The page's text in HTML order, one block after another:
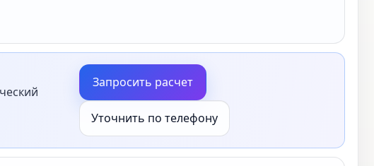
Запросить расчет
Уточнить по телефону